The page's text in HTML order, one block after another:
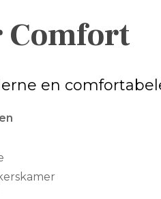
Comfort
en